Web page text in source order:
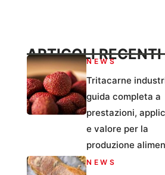
ARTICOLI RECENTI
NEWS
Tritacarne
guida completa a
prestazioni,
e valore per la
produzione
NEWS